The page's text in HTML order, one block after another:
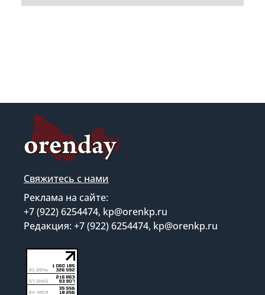
Свяжитесь с нами
Реклама на сайте:
+7 (922) 6254474, kp@orenkp.ru
Редакция: +7 (922) 6254474, kp@orenkp.ru